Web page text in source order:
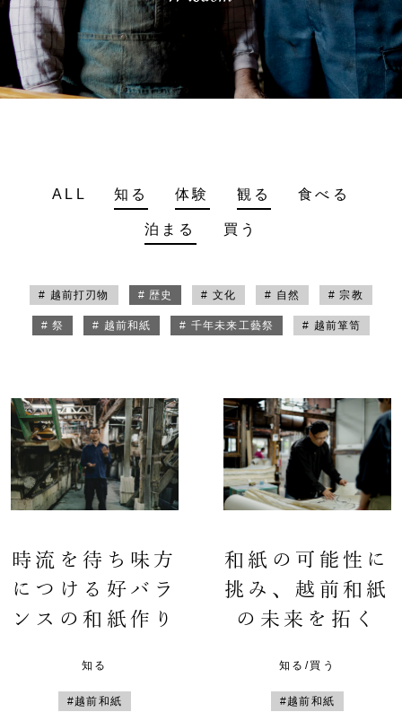
ALL 知る 体験 観る 食べる
泊まる 買う
# 越前打刃物 # 歴史 # 文化 # 自然 # 宗教
# 祭 # 越前和紙 # 千年未来工藝祭 # 越前箪笥
時流を待ち味方
につける好バラ
ンスの和紙作り
知る
#越前和紙
和紙の可能性に
挑み、越前和紙
の未来を拓く
知る/買う
#越前和紙